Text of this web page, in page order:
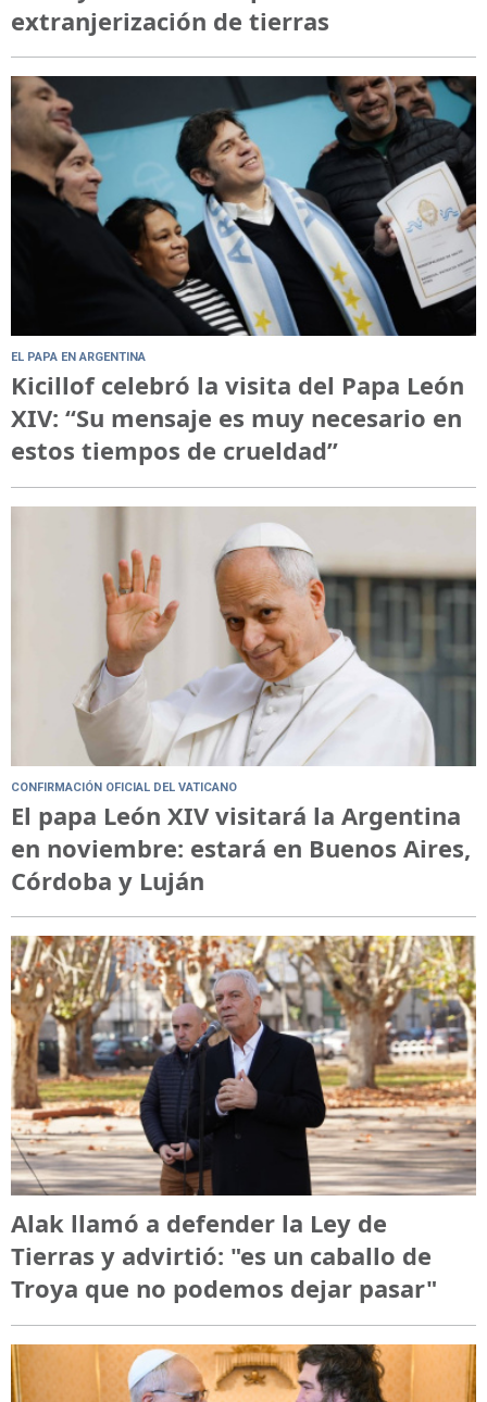
extranjerización de tierras
EL PAPA EN ARGENTINA
Kicillof celebró la visita del Papa León
XIV: “Su mensaje es muy necesario en
estos tiempos de crueldad”
CONFIRMACIÓN OFICIAL DEL VATICANO
El papa León XIV visitará la Argentina
en noviembre: estará en Buenos Aires,
Córdoba y Luján
Alak llamó a defender la Ley de
Tierras y advirtió: "es un caballo de
Troya que no podemos dejar pasar"